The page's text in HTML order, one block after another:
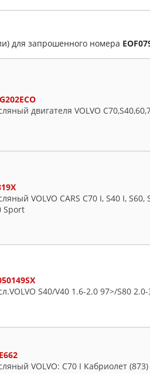
для запрошенного номера
двигателя VOLVO
VOLVO CARS C70 I, S40 I, S60,
Sport
S40/V40 1.6-2.0 97>/S80
VOLVO: C70 I Кабриолет